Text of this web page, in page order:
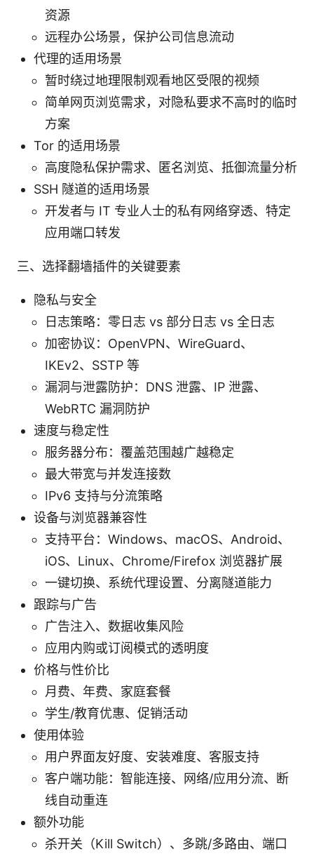
资源
远程办公场景，保护公司信息流动
代理的适用场景
暂时绕过地理限制观看地区受限的视频
简单网页浏览需求，对隐私要求不高时的临时
方案
Tor 的适用场景
高度隐私保护需求、匿名浏览、抵御流量分析
SSH 隧道的适用场景
开发者与 IT 专业人士的私有网络穿透、特定
应用端口转发
三、选择翻墙插件的关键要素
隐私与安全
日志策略：零日志 vs 部分日志 vs 全日志
加密协议：OpenVPN、WireGuard、
IKEv2、SSTP 等
漏洞与泄露防护：DNS 泄露、IP 泄露、
WebRTC 漏洞防护
速度与稳定性
服务器分布：覆盖范围越广越稳定
最大带宽与并发连接数
IPv6 支持与分流策略
设备与浏览器兼容性
支持平台：Windows、macOS、Android、
iOS、Linux、Chrome/Firefox 浏览器扩展
一键切换、系统代理设置、分离隧道能力
跟踪与广告
广告注入、数据收集风险
应用内购或订阅模式的透明度
价格与性价比
月费、年费、家庭套餐
学生/教育优惠、促销活动
使用体验
用户界面友好度、安装难度、客服支持
客户端功能：智能连接、网络/应用分流、断
线自动重连
额外功能
杀开关（Kill Switch）、多跳/多路由、端口